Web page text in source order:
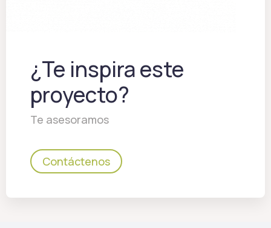
¿Te inspira este
proyecto?
Te asesoramos
Contáctenos